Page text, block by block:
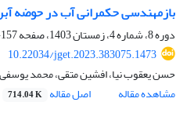
بازمهندسی حکمرانی آب در حوضه
دوره 8، شماره 4، زمستان 1403، صفحه
157-170
10.22034/jget.2023.383075.1473
حسن یعقوب نیا، افشین متقی، محمد
مشاهده مقاله
اصل مقاله 714.04 K